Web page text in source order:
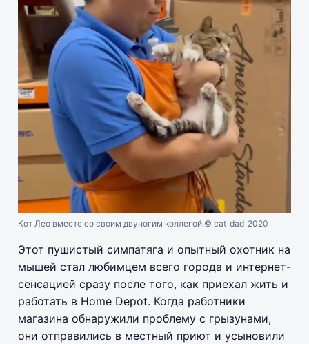
Кот Лео вместе со своим двуногим коллегой.© cat_dad_2020
Этот пушистый симпатяга и опытный охотник на
мышей стал любимцем всего города и интернет-
сенсацией сразу после того, как приехал жить и
работать в Home Depot. Когда работники
магазина обнаружили проблему с грызунами,
они отправились в местный приют и усыновили